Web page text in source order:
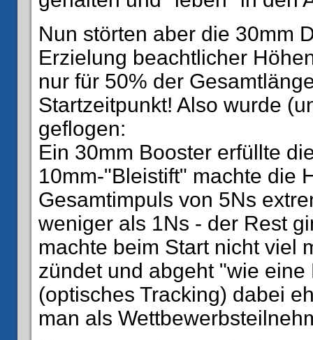
Nun störten aber die 30mm
Erzielung beachtlicher
nur für 50% der
Startzeitpunkt! Also wurde
geflogen:
Ein 30mm Booster erfüllte
10mm-"Bleistift" machte die
Gesamtimpuls von 5Ns
weniger als 1Ns - der Rest
machte beim Start nicht viel
zündet und abgeht "wie
(optisches Tracking) dabei
man als